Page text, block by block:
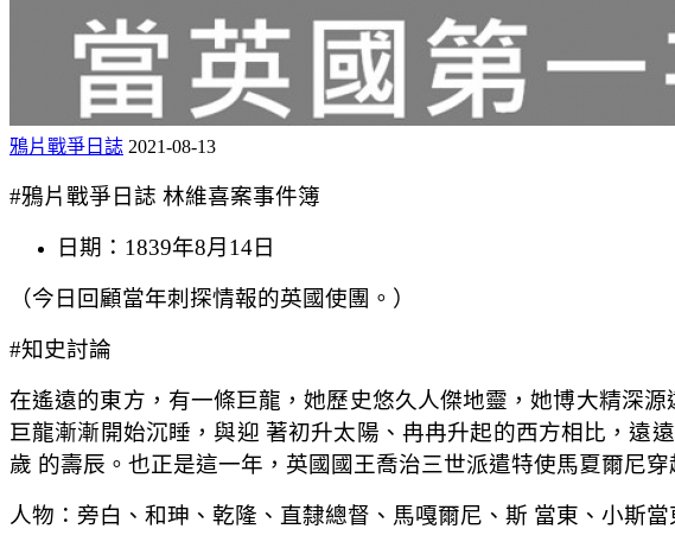
鴉片戰爭日誌 2021-08-13
#鴉片戰爭日誌 林維喜案事件簿
日期：1839年8月14日
（今日回顧當年刺探情報的英國使團。）
#知史討論
在遙遠的東方，有一條巨龍，她歷史悠久人傑地靈，她博大精深
巨龍漸漸開始沉睡，與迎 著初升太陽、冉冉升起的西方相比，遠
歲 的壽辰。也正是這一年，英國國王喬治三世派遣特使馬夏爾尼
人物：旁白、和珅、乾隆、直隸總督、馬嘎爾尼、斯 當東、小斯當